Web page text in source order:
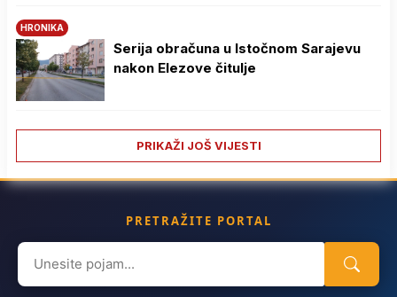
HRONIKA
Serija obračuna u Istočnom Sarajevu
nakon Elezove čitulje
PRIKAŽI JOŠ VIJESTI
PRETRAŽITE PORTAL
Search
for: